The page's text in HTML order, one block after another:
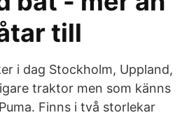
till
i dag Stockholm, Uppland,
traktor men som känns
Finns i två storlekar